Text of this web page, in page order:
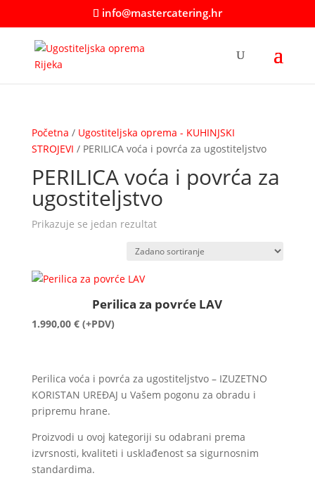
info@mastercatering.hr
Početna / Ugostiteljska oprema - KUHINJSKI
STROJEVI / PERILICA voća i povrća za ugostiteljstvo
PERILICA voća i povrća za
ugostiteljstvo
Prikazuje se jedan rezultat
Perilica za povrće LAV
1.990,00 € (+PDV)
Perilica voća i povrća za ugostiteljstvo – IZUZETNO
KORISTAN UREĐAJ u Vašem pogonu za obradu i
pripremu hrane.
Proizvodi u ovoj kategoriji su odabrani prema
izvrsnosti, kvaliteti i usklađenost sa sigurnosnim
standardima.